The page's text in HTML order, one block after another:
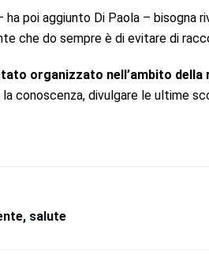
ha poi aggiunto Di Paola –
che do sempre è di evitare di
organizzato nell’ambito della
conoscenza, divulgare le ultime
salute